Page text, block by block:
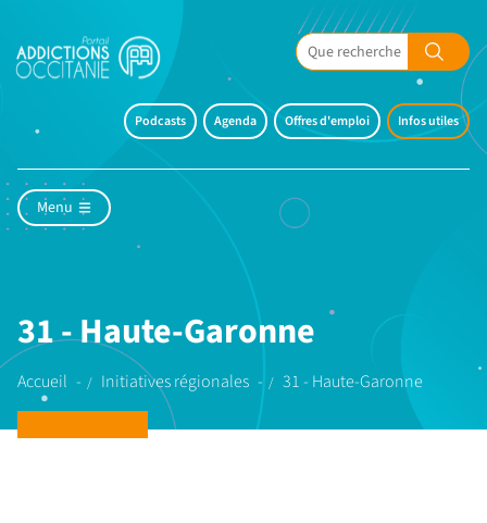
Podcasts Agenda Offres d'emploi Infos utiles
Menu
31 - Haute-Garonne
Accueil Initiatives régionales 31 - Haute-Garonne